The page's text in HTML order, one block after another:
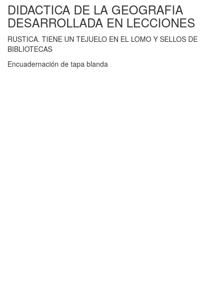
DIDACTICA DE LA GEOGRAFIA
DESARROLLADA EN LECCIONES
RUSTICA. TIENE UN TEJUELO EN EL LOMO Y SELLOS DE
BIBLIOTECAS
Encuadernación de tapa blanda